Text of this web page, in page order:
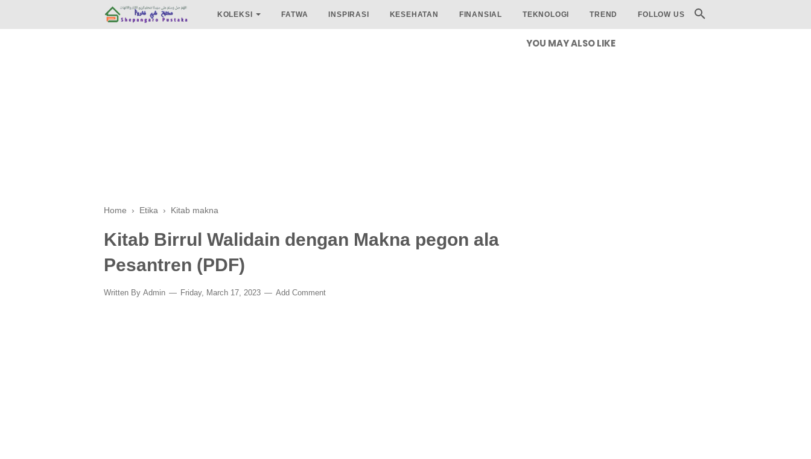
KOLEKSI FATWA INSPIRASI KESEHATAN FINANSIAL TEKNOLOGI TREND FOLLOW US
Home › Etika › Kitab makna
Kitab Birrul Walidain dengan Makna pegon ala
Pesantren (PDF)
Written By Admin Friday, March 17, 2023 Add Comment
YOU MAY ALSO LIKE